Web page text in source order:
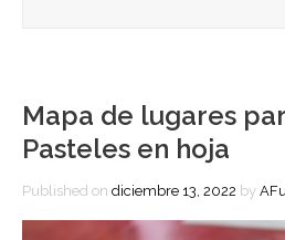
Mapa de lugares
Pasteles en hoja
Published on diciembre 13, 2022 by